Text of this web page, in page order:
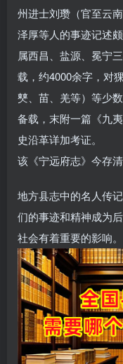
州进士刘瓒（官至云
泽厚等人的事迹记述
属西昌、盐源、冕宁
载，约4000余字，对
僰、苗、羌等）等少
备载，末附一篇《九
史沿革详加考证。
该《宁远府志》今存
地方县志中的名人传
们的事迹和精神成为
社会有着重要的影响。